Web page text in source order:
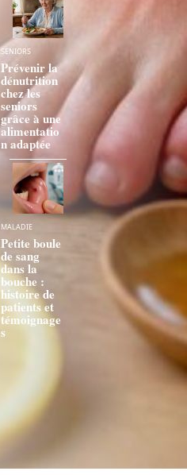
SENIORS
Prévenir la
dénutrition
chez les
seniors
grâce à une
alimentatio
n adaptée
MALADIE
Petite boule
de sang
dans la
bouche :
histoire de
patients et
témoignage
s